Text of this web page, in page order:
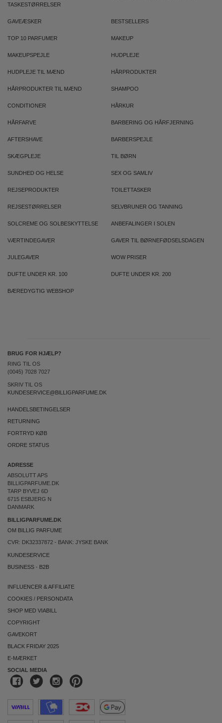
TASKESTØRRELSER
GAVEÆSKER BESTSELLERS
TOP 10 PARFUMER MAKEUP
MAKEUPSPEJLE HUDPLEJE
HUDPLEJE TIL MÆND HÅRPRODUKTER
HÅRPRODUKTER TIL MÆND SHAMPOO
CONDITIONER HÅRKUR
HÅRFARVE BARBERING OG HÅRFJERNING
AFTERSHAVE BARBERSPEJLE
SKÆGPLEJE TIL BØRN
SUNDHED OG HELSE SEX OG SAMLIV
REJSEPRODUKTER TOILETTASKER
REJSESTØRRELSER SELVBRUNER OG TANNING
SOLCREME OG SOLBESKYTTELSE ANBEFALINGER I SOLEN
VÆRTINDEGAVER GAVER TIL BØRNEFØDSELSDAGEN
JULEGAVER WOW PRISER
DUFTE UNDER KR. 100 DUFTE UNDER KR. 200
BÆREDYGTIG WEBSHOP
BRUG FOR HJÆLP?
RING TIL OS
(0045) 7028 7027
SKRIV TIL OS
KUNDESERVICE@BILLIGPARFUME.DK
HANDELSBETINGELSER
RETURNING
FORTRYD KØB
ORDRE STATUS
ADRESSE
ABSOLUTT APS
BILLIGPARFUME.DK
TARP BYVEJ 6D
6715 ESBJERG N
DANMARK
BILLIGPARFUME.DK
OM BILLIG PARFUME
CVR: DK32337872 - BANK: JYSKE BANK
KUNDESERVICE
BUSINESS - B2B
INFLUENCER & AFFILIATE
COOKIES / PERSONDATA
SHOP MED VIABILL
COPYRIGHT
GAVEKORT
BLACK FRIDAY 2025
E-MÆRKET
SOCIAL MEDIA